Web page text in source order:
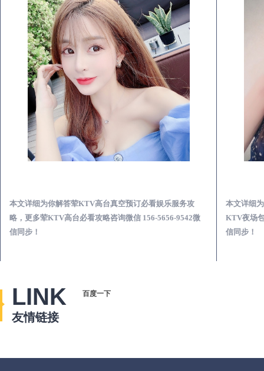
服务攻
9542微
本文详细为你解答荤KTV各种暗语的意思，更多关于真空
KTV夜场包含什么服务免费咨询免费咨询156-5656-9542微
LINK
友情链接
百度一下